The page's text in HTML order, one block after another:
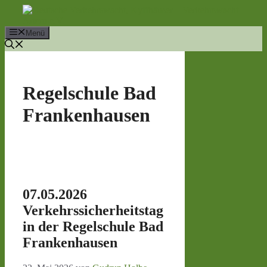
springenMenü
Regelschule Bad
Frankenhausen
07.05.2026
Verkehrssicherheitstag
in der Regelschule Bad
Frankenhausen